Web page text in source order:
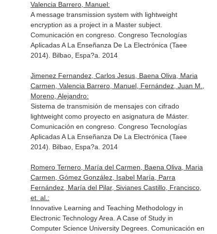
Valencia Barrero, Manuel:
A message transmission system with lightweight
encryption as a project in a Master subject.
Comunicación en congreso. Congreso Tecnologías
Aplicadas A La Enseñanza De La Electrónica (Taee
2014). Bilbao, Espa?a. 2014
Jimenez Fernandez, Carlos Jesus, Baena Oliva, Maria
Carmen, Valencia Barrero, Manuel, Fernández, Juan M.,
Moreno, Alejandro:
Sistema de transmisión de mensajes con cifrado
lightweight como proyecto en asignatura de Máster.
Comunicación en congreso. Congreso Tecnologías
Aplicadas A La Enseñanza De La Electrónica (Taee
2014). Bilbao, Espa?a. 2014
Romero Ternero, María del Carmen, Baena Oliva, Maria
Carmen, Gómez González, Isabel María, Parra
Fernández, María del Pilar, Sivianes Castillo, Francisco,
et. al.:
Innovative Learning and Teaching Methodology in
Electronic Technology Area. A Case of Study in
Computer Science University Degrees. Comunicación en